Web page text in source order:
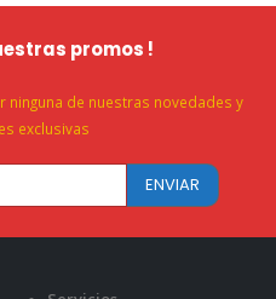
promos !
ninguna de nuestras novedades y
exclusivas